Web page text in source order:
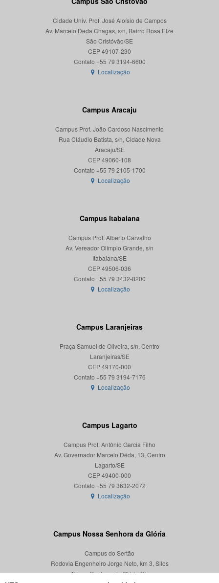
Cidade Univ. Prof. José Aloísio de Campos
Av. Marcelo Deda Chagas, s/n, Bairro Rosa Elze
São Cristóvão/SE
CEP 49107-230
Localização
Campus Aracaju
Campus Prof. João Cardoso Nascimento
Rua Cláudio Batista, s/n, Cidade Nova
Aracaju/SE
CEP 49060-108
Localização
Campus Itabaiana
Campus Prof. Alberto Carvalho
Av. Vereador Olímpio Grande, s/n
Itabaiana/SE
CEP 49506-036
Localização
Campus Laranjeiras
Praça Samuel de Oliveira, s/n, Centro
Laranjeiras/SE
CEP 49170-000
Localização
Campus Lagarto
Campus Prof. Antônio Garcia Filho
Av. Governador Marcelo Déda, 13, Centro
Lagarto/SE
CEP 49400-000
Localização
Campus Nossa Senhora da Glória
Campus do Sertão
Rodovia Engenheiro Jorge Neto, km 3, Silos
Nossa Senhora da Glória/SE